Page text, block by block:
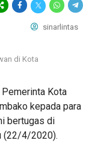
sinarlintas
di Kota
Kota
kepada para
bertugas di
(22/4/2020).